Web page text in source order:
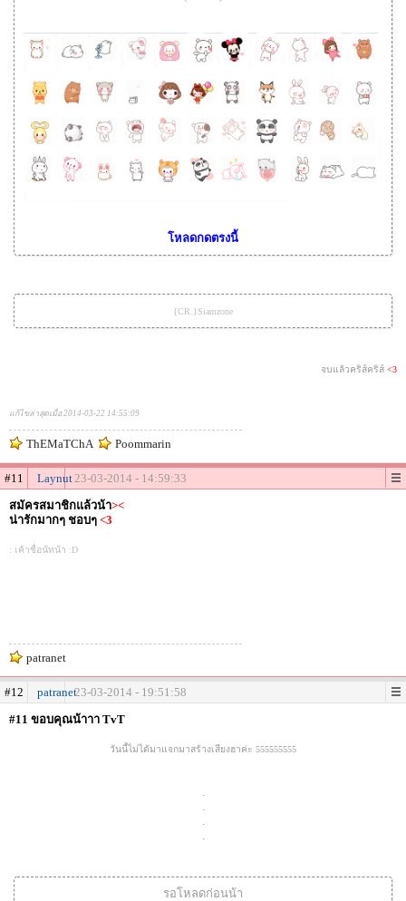
โหลดกดตรงนี้
{CR.}Siamzone
จบแล้วคริส์คริส์ <3
แก้ไขล่าสุดเมื่อ 2014-03-22 14:55:09
ThEMaTChA Poommarin
#11 Laynut23-03-2014 - 14:59:33
สมัครสมาชิกแล้วน้า><
น่ารักมากๆ ชอบๆ <3
: เค้าชื่อนัทน้า :D
patranet
#12 patranet23-03-2014 - 19:51:58
#11 ขอบคุณน้าาา TvT
วันนี้ไม่ได้มาแจกมาสร้างเสียงฮาค่ะ 555555555
.
.
.
.
รอโหลดก่อนน้า